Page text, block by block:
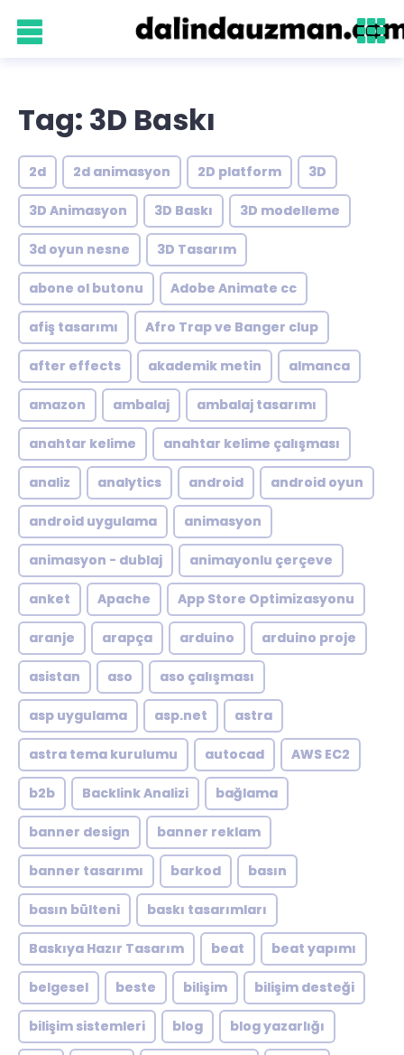
Tag: 3D Baskı
2d 2d animasyon 2D platform 3D
3D Animasyon 3D Baskı 3D modelleme
3d oyun nesne 3D Tasarım
abone ol butonu Adobe Animate cc
afiş tasarımı Afro Trap ve Banger clup
after effects akademik metin almanca
amazon ambalaj ambalaj tasarımı
anahtar kelime anahtar kelime çalışması
analiz analytics android android oyun
android uygulama animasyon
animasyon - dublaj animayonlu çerçeve
anket Apache App Store Optimizasyonu
aranje arapça arduino arduino proje
asistan aso aso çalışması
asp uygulama asp.net astra
astra tema kurulumu autocad AWS EC2
b2b Backlink Analizi bağlama
banner design banner reklam
banner tasarımı barkod basın
basın bülteni baskı tasarımları
Baskıya Hazır Tasarım beat beat yapımı
belgesel beste bilişim bilişim desteği
bilişim sistemleri blog blog yazarlığı